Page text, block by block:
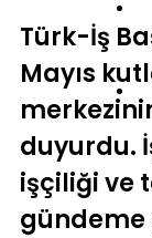
Türk-İş
Mayıs
duyurdu.
işçiliği ve
gündeme